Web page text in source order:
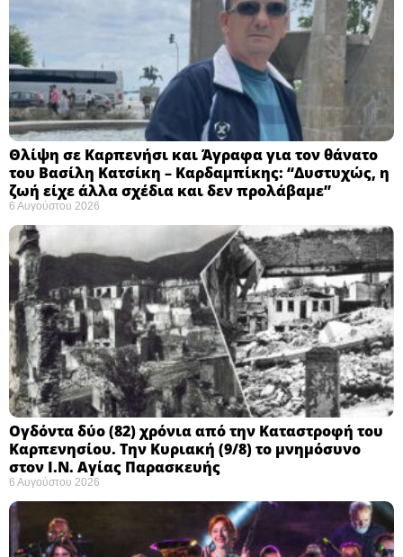
Θλίψη σε Καρπενήσι και Άγραφα για τον θάνατο
του Βασίλη Κατσίκη – Καρδαμπίκης: “Δυστυχώς, η
ζωή είχε άλλα σχέδια και δεν προλάβαμε”
6 Αυγούστου 2026
Ογδόντα δύο (82) χρόνια από την Καταστροφή του
Καρπενησίου. Την Κυριακή (9/8) το μνημόσυνο
στον Ι.Ν. Αγίας Παρασκευής
6 Αυγούστου 2026